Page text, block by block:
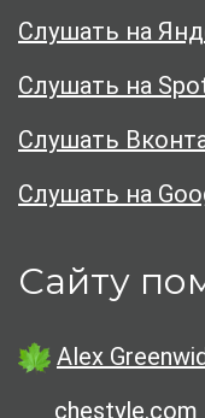
Слушать на
Слушать на
Слушать
Слушать на
Сайту
Alex
chestyle.com